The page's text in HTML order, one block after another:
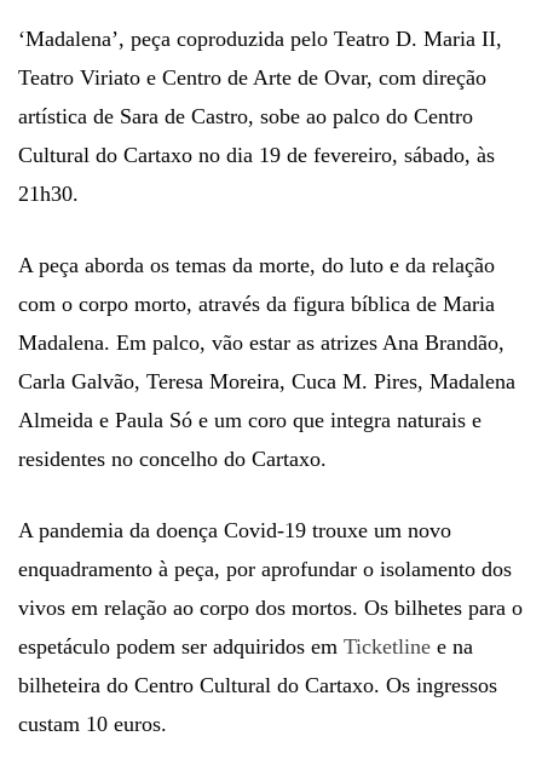
‘Madalena’, peça coproduzida pelo Teatro D. Maria II,
Teatro Viriato e Centro de Arte de Ovar, com direção
artística de Sara de Castro, sobe ao palco do Centro
Cultural do Cartaxo no dia 19 de fevereiro, sábado, às
21h30.
A peça aborda os temas da morte, do luto e da relação
com o corpo morto, através da figura bíblica de Maria
Madalena. Em palco, vão estar as atrizes Ana Brandão,
Carla Galvão, Teresa Moreira, Cuca M. Pires, Madalena
Almeida e Paula Só e um coro que integra naturais e
residentes no concelho do Cartaxo.
A pandemia da doença Covid-19 trouxe um novo
enquadramento à peça, por aprofundar o isolamento dos
vivos em relação ao corpo dos mortos. Os bilhetes para o
espetáculo podem ser adquiridos em Ticketline e na
bilheteira do Centro Cultural do Cartaxo. Os ingressos
custam 10 euros.